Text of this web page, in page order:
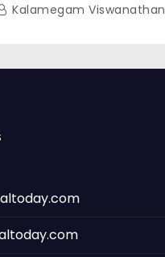
Kalamegam Viswanathan